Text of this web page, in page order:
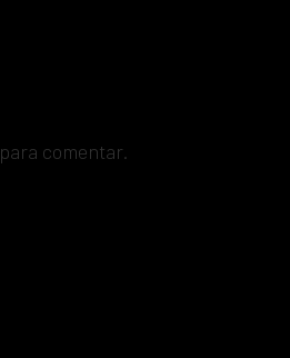
para comentar.